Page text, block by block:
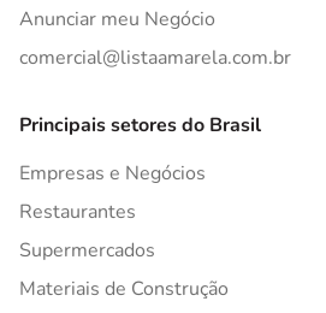
Anunciar meu Negócio
comercial@listaamarela.com.br
Principais setores do Brasil
Empresas e Negócios
Restaurantes
Supermercados
Materiais de Construção